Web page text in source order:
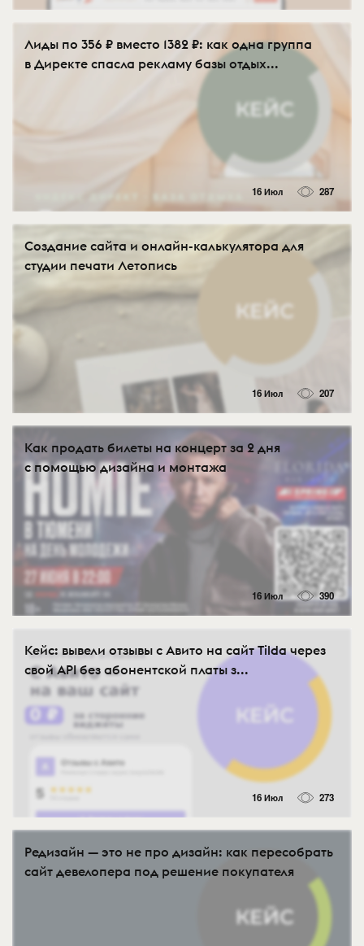
Лиды по 356 ₽ вместо 1382 ₽: как одна группа
в Директе спасла рекламу базы отдых...
16 Июл 287
Создание сайта и онлайн-калькулятора для
студии печати Летопись
16 Июл 207
Как продать билеты на концерт за 2 дня
с помощью дизайна и монтажа
16 Июл 390
Кейс: вывели отзывы с Авито на сайт Tilda через
свой API без абонентской платы з...
16 Июл 273
Редизайн — это не про дизайн: как пересобрать
сайт девелопера под решение покупателя